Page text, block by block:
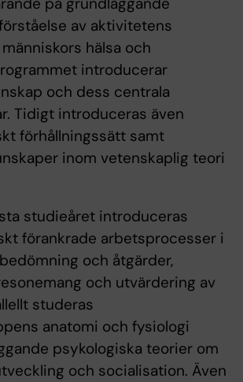
av aktivitetens
hälsa och
introducerar
och dess centrala
Tidigt introduceras även
förhållningssätt samt
inom vetenskaplig teori
studieåret introduceras
förankrade arbetsprocesser i
och åtgärder,
och utvärdering av
studeras
anatomi och fysiologi
psykologiska teorier om
och socialisation. Även